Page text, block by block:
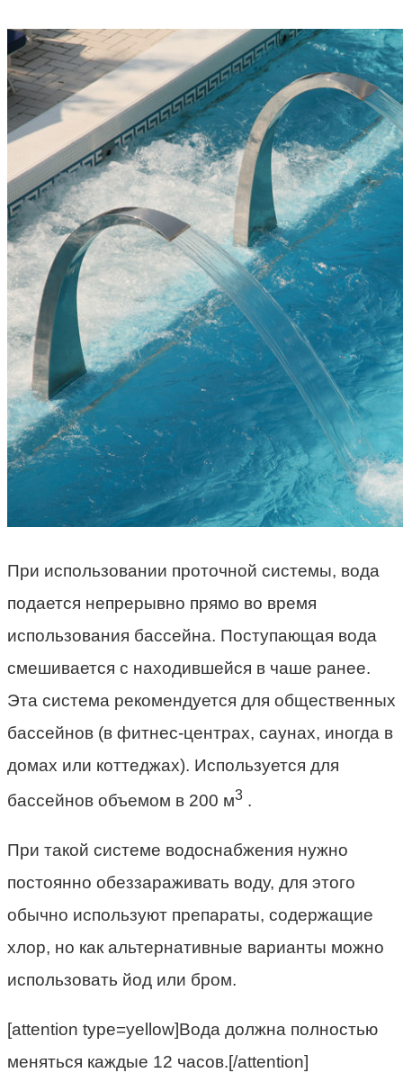
При использовании проточной системы, вода
подается непрерывно прямо во время
использования бассейна. Поступающая вода
смешивается с находившейся в чаше ранее.
Эта система рекомендуется для общественных
бассейнов (в фитнес-центрах, саунах, иногда в
домах или коттеджах). Используется для
бассейнов объемом в 200 м3 .
При такой системе водоснабжения нужно
постоянно обеззараживать воду, для этого
обычно используют препараты, содержащие
хлор, но как альтернативные варианты можно
использовать йод или бром.
[attention type=yellow]Вода должна полностью
меняться каждые 12 часов.[/attention]